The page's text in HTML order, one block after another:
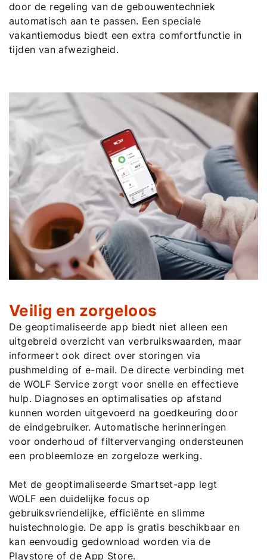
door de regeling van de gebouwentechniek
automatisch aan te passen. Een speciale
vakantiemodus biedt een extra comfortfunctie in
tijden van afwezigheid.
Veilig en zorgeloos
De geoptimaliseerde app biedt niet alleen een
uitgebreid overzicht van verbruikswaarden, maar
informeert ook direct over storingen via
pushmelding of e-mail. De directe verbinding met
de WOLF Service zorgt voor snelle en effectieve
hulp. Diagnoses en optimalisaties op afstand
kunnen worden uitgevoerd na goedkeuring door
de eindgebruiker. Automatische herinneringen
voor onderhoud of filtervervanging ondersteunen
een probleemloze en zorgeloze werking.
Met de geoptimaliseerde Smartset-app legt
WOLF een duidelijke focus op
gebruiksvriendelijke, efficiënte en slimme
huistechnologie. De app is gratis beschikbaar en
kan eenvoudig gedownload worden via de
Playstore of de App Store.